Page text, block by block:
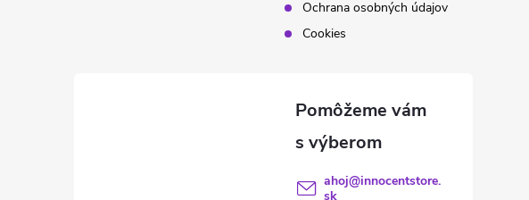
Ochrana osobných údajov
Cookies
ahoj@innocentstore.
sk